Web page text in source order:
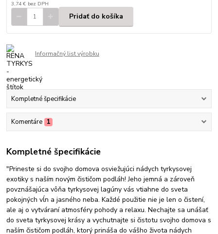
3,74 € bez DPH
Pridať do košíka
Informačný list výrobku
Kompletné špecifikácie
Komentáre 1
Kompletné špecifikácie
"Prineste si do svojho domova osviežujúci nádych tyrkysovej
exotiky s naším novým čističom podláh! Jeho jemná a zároveň
povznášajúca vôňa tyrkysovej lagúny vás vtiahne do sveta
pokojných vĺn a jasného neba. Každé použitie nie je len o čistení,
ale aj o vytváraní atmosféry pohody a relaxu. Nechajte sa unášať
do sveta tyrkysovej krásy a vychutnajte si čistotu svojho domova s
naším čističom podláh, ktorý prináša do vášho života nádych